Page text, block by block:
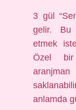
3 gül
gelir. Bu
etmek
Özel bir
anlamda